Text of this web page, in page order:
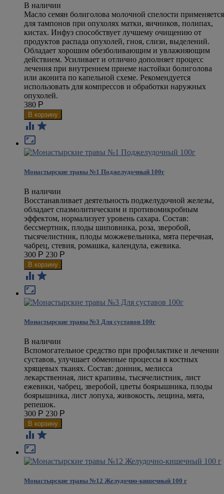
В наличии
Масло семян болиголова молочной спелости применяется
для тампонов при опухолях матки, яичников, полипах,
кистах. Инфуз способствует лучшему очищению от
продуктов распада опухолей, гноя, слизи, выделений.
Обладает хорошим обезболивающим и увлажняющим
действием. Усиливает и отлично дополняет процесс
лечения при внутреннем приеме настойки болиголова
или аконита по капельной схеме. Рекомендуется
использовать для компрессов и обработки наружных
опухолей.
380 Р
 

Монастырские травы №1 Поджелудочный 100г
В наличии
Восстанавливает деятельность поджелудочной железы,
обладает спазмолитическим и противомикробным
эффектом, нормализует уровень сахара. Состав:
бессмертник, плоды шиповника, роза, зверобой,
тысячелистник, плоды можжевельника, мята перечная,
чабрец, стевия, ромашка, календула, ежевика.
300 Р 230 Р
 

Монастырские травы №3 Для суставов 100г
В наличии
Вспомогательное средство при профилактике и лечении
суставов, улучшает обменные процессы в костных
хрящевых тканях. Состав: донник, мелисса
лекарственная, лист крапивы, тысячелистник, лист
ежевики, чабрец, зверобой, цветы боярышника, плоды
боярышника, лист лопуха, живокость, лещина, мята,
репешок.
300 Р 230 Р
 

Монастырские травы №12 Желудочно-кишечный 100 г